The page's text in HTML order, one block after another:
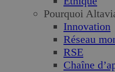
Pourquoi
Innovation
Réseau
RSE
Chaîne